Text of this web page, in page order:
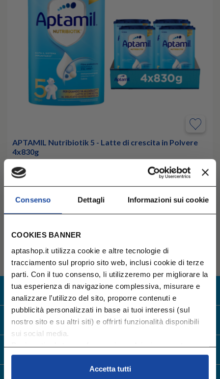
Consenso Dettagli Informazioni sui cookie
COOKIES BANNER
aptashop.it utilizza cookie e altre tecnologie di
tracciamento sul proprio sito web, inclusi cookie di terze
parti. Con il tuo consenso, li utilizzeremo per migliorare la
tua esperienza di navigazione complessiva, misurare e
analizzare l’utilizzo del sito, proporre contenuti e
pubblicità personalizzati in base ai tuoi interessi (sul
nostro sito e su altri siti) e offrirti funzionalità disponibili
sui social media.
Puoi gestire le tue preferenze in qualsiasi momento
cliccando su Impostazioni dei cookie. Ulteriori
informazioni sono disponibili nellaCookie Policy
Accetta tutti
APTAMIL Nutribiotik 5 - Latte di crescita in Polvere
4x830g
Quantità massima acquistabile: 15.
( € 13,42 /unità)
36+Previo parere del Pediatra
AGGIUNGI AL CARRELLO
SERVIZIO CLIENTI800 252182
SPEDIZIONE GRATUITAOLTRE I 45€
CONSEGNA GARANTITAENTRO 1/3 GIORNI